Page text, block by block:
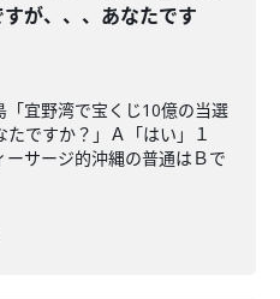
が、、、あなたです
「宜野湾で宝くじ10億の当選
ですか？」Ａ「はい」１
ーサージ的沖縄の普通はＢで